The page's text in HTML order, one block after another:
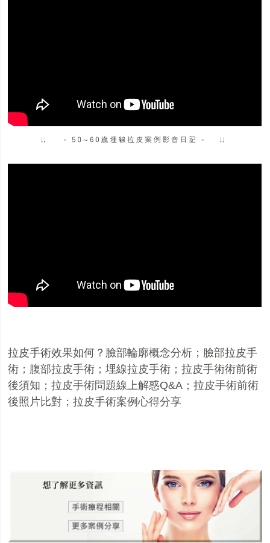
拉皮手術效果如何？臉部輪廓概念分析 ； 臉部拉皮手
術 ； 腹部拉皮手術 ；埋線拉皮手術 ；拉皮手術術前術
後須知 ；拉皮手術問題線上解惑Q&A ；拉皮手術前術
後照片比對 ；拉皮手術案例心得分享